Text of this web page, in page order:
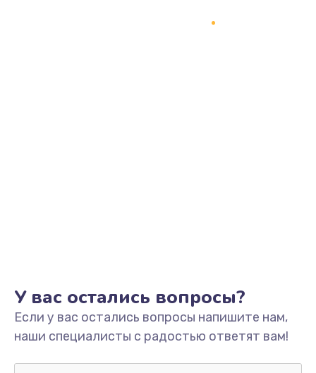
Замена разъема
680 руб.
У вас остались вопросы?
Если у вас остались вопросы напишите нам,
наши специалисты с радостью ответят вам!